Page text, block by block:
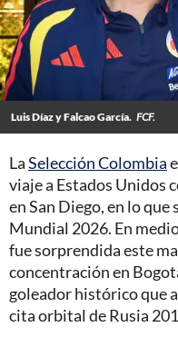
Luis Díaz y Falcao García. FCF.
LaSelección Colombia
viaje a Estados Unidos
en San Diego, en lo que
Mundial 2026. En
fue sorprendida este
concentración en
goleador histórico que
cita orbital de Rusia